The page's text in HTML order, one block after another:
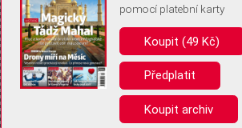
Pro základní fungování webu nepotřebujeme
(tzv. cookies apod.). Rádi bychom vás ale
uložením volitelných informací:
Anonymní unikátní ID
Díky němu příště poznáme, že se jedná o stejné
pomocí platební karty
Koupit (49 Kč)
Předplatit
Koupit archiv